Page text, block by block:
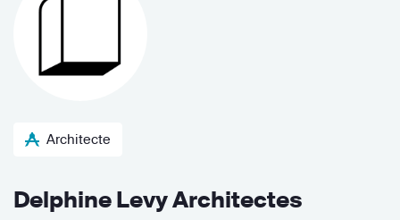
Architecte
Delphine Levy Architectes